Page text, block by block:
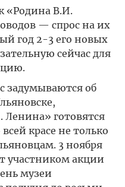
«Родина В.И.
— спрос на их
год 2-3 его новых
сейчас для
задумываются об
готовятся
красе не только
3 ноября
участником акции
музеи